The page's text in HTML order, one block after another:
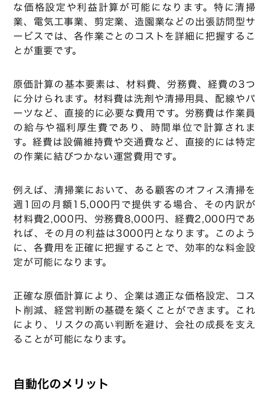
な価格設定や利益計算が可能になります。特に清掃
業、電気工事業、剪定業、造園業などの出張訪問型サ
ービスでは、各作業ごとのコストを詳細に把握するこ
とが重要です。
原価計算の基本要素は、材料費、労務費、経費の3つ
に分けられます。材料費は洗剤や清掃用具、配線やパ
ーツなど、直接的に必要な費用です。労務費は作業員
の給与や福利厚生費であり、時間単位で計算されま
す。経費は設備維持費や交通費など、直接的には特定
の作業に結びつかない運営費用です。
例えば、清掃業において、ある顧客のオフィス清掃を
週1回の月額15,000円で提供する場合、その内訳が
材料費2,000円、労務費8,000円、経費2,000円であ
れば、その月の利益は3000円となります。このよう
に、各費用を正確に把握することで、効率的な料金設
定が可能になります。
正確な原価計算により、企業は適正な価格設定、コス
ト削減、経営判断の基礎を築くことができます。これ
により、リスクの高い判断を避け、会社の成長を支え
ることが可能になります。
自動化のメリット